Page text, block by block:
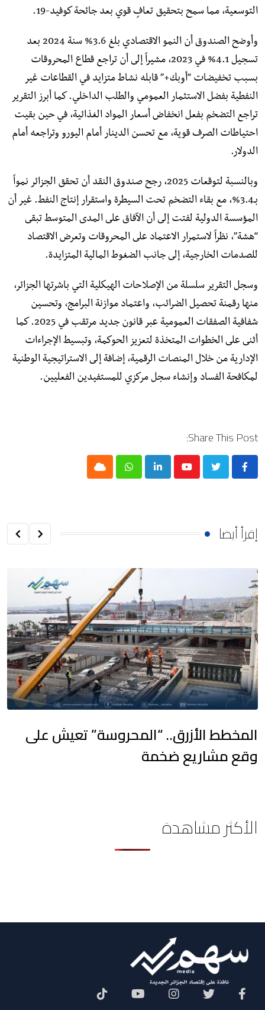
التوسعية، مما سمح بتحقيق تعافٍ قوي بعد جائحة كوفيد-19.
وأوضح الصندوق أن النمو الاقتصادي بلغ 3.6% سنة 2024 بعد
تسجيل 4.1% في 2023، مشيراً إلى أن تراجع قطاع المحروقات
بسبب تخفيضات “أوبك+” قابله نشاط متزايد في القطاعات غير
النفطية بفضل الاستثمار العمومي والطلب الداخلي. كما أبرز التقرير
تراجع التضخم بفعل انخفاض أسعار المواد الغذائية، في حين بقيت
احتياطات الصرف قوية، مع تحسن الدينار أمام اليورو وتراجعه أمام
الدولار.
وبالنسبة لتوقعات 2025، رجح صندوق النقد أن تحقق الجزائر نمواً
بـ3.4%، مع بقاء التضخم تحت السيطرة واستقرار إنتاج النفط. غير أن
المؤسسة الدولية لفتت إلى أن الآفاق على المدى المتوسط تبقى
“هشة”، نظراً لاستمرار الاعتماد على المحروقات وتعرض الاقتصاد
للصدمات الخارجية، إلى جانب الضغوط المالية المتزايدة.
وسجل التقرير سلسلة من الإصلاحات الهيكلية التي باشرتها الجزائر،
منها رقمنة تحصيل الضرائب، واعتماد موازنة البرامج، وتحسين
شفافية الصفقات العمومية عبر قانون جديد مرتقب في 2025. كما
أثنى على الخطوات المتخذة لتعزيز الحوكمة، وتبسيط الإجراءات
الإدارية من خلال المنصات الرقمية، إضافة إلى الاستراتيجية الوطنية
لمكافحة الفساد وإنشاء سجل مركزي للمستفيدين الفعليين.
Share This Post:
Youtube
LinkedIn
Whatsapp
Cloud
إقرأ أيضا
المخطط الأزرق.. “المحروسة” تعيش على
وقع مشاريع ضخمة
الأكثر مشاهدة